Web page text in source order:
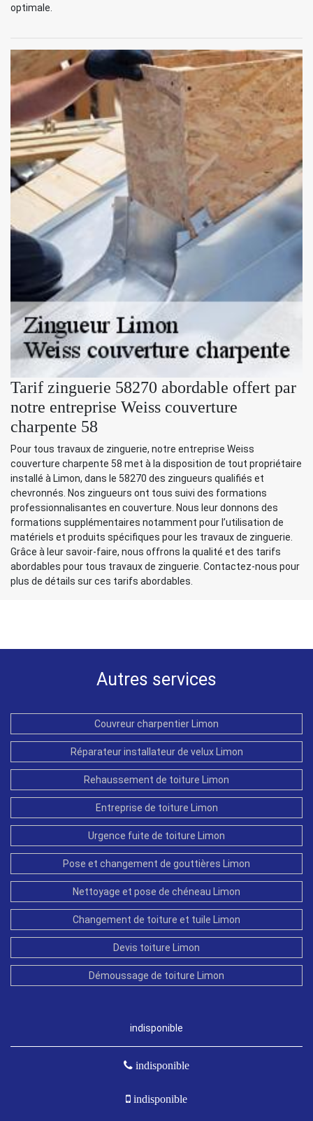
optimale.
Tarif zinguerie 58270 abordable offert par
notre entreprise Weiss couverture
charpente 58
Pour tous travaux de zinguerie, notre entreprise Weiss
couverture charpente 58 met à la disposition de tout propriétaire
installé à Limon, dans le 58270 des zingueurs qualifiés et
chevronnés. Nos zingueurs ont tous suivi des formations
professionnalisantes en couverture. Nous leur donnons des
formations supplémentaires notamment pour l’utilisation de
matériels et produits spécifiques pour les travaux de zinguerie.
Grâce à leur savoir-faire, nous offrons la qualité et des tarifs
abordables pour tous travaux de zinguerie. Contactez-nous pour
plus de détails sur ces tarifs abordables.
Autres services
Couvreur charpentier Limon
Réparateur installateur de velux Limon
Rehaussement de toiture Limon
Entreprise de toiture Limon
Urgence fuite de toiture Limon
Pose et changement de gouttières Limon
Nettoyage et pose de chéneau Limon
Changement de toiture et tuile Limon
Devis toiture Limon
Démoussage de toiture Limon
indisponible
indisponible
indisponible